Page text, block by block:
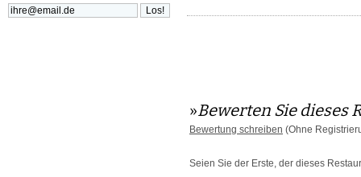
»Bewerten Sie dieses
Bewertung schreiben (Ohne
Seien Sie der Erste, der dieses